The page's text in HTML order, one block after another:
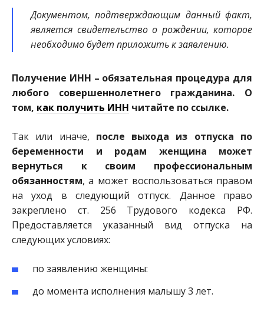
Документом, подтверждающим данный факт,
является свидетельство о рождении, которое
необходимо будет приложить к заявлению.
Получение ИНН – обязательная процедура для
любого совершеннолетнего гражданина. О
том, как получить ИНН читайте по ссылке.
Так или иначе, после выхода из отпуска по
беременности и родам женщина может
вернуться к своим профессиональным
обязанностям, а может воспользоваться правом
на уход в следующий отпуск. Данное право
закреплено ст. 256 Трудового кодекса РФ.
Предоставляется указанный вид отпуска на
следующих условиях:
по заявлению женщины:
до момента исполнения малышу 3 лет.